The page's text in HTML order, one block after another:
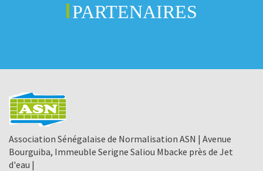
PARTENAIRES
Association Sénégalaise de Normalisation ASN | Avenue
Bourguiba, Immeuble Serigne Saliou Mbacke près de Jet
d'eau |